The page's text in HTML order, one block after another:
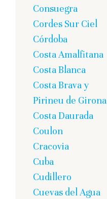
Consuegra
Cordes Sur Ciel
Córdoba
Costa Amalfitana
Costa Blanca
Costa Brava y
Pirineu de Girona
Costa Daurada
Coulon
Cracovia
Cuba
Cudillero
Cuevas del Agua